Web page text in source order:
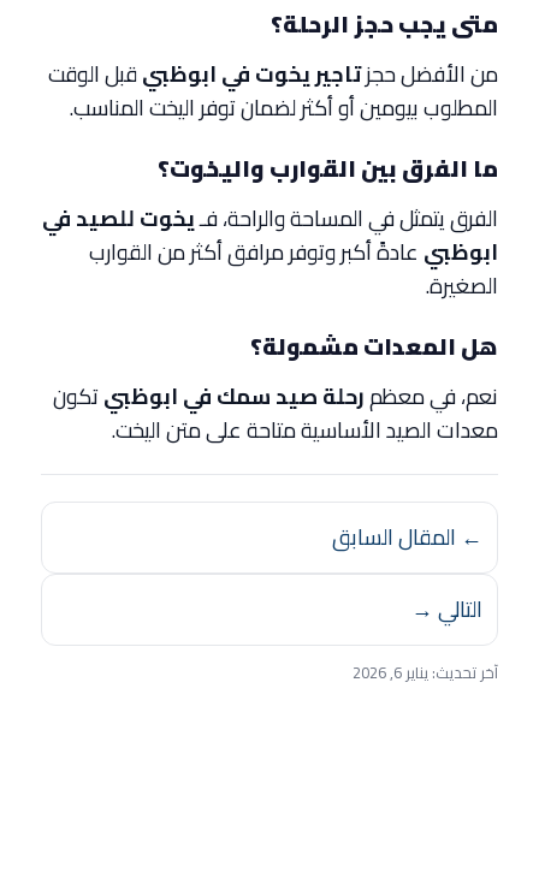
متى يجب حجز الرحلة؟
من الأفضل حجزتاجير يخوت في ابوظبيقبل الوقت
المطلوب بيومين أو أكثر لضمان توفر اليخت المناسب.
ما الفرق بين القوارب واليخوت؟
الفرق يتمثل في المساحة والراحة، فـيخوت للصيد في
ابوظبي عادةً أكبر وتوفر مرافق أكثر من القوارب
الصغيرة.
هل المعدات مشمولة؟
نعم، في معظمرحلة صيد سمك في ابوظبيتكون
معدات الصيد الأساسية متاحة على متن اليخت.
← المقال السابق
التالي →
آخر تحديث:يناير 6, 2026